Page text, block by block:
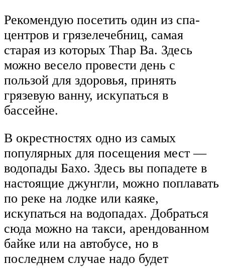
Рекомендую посетить один из спа-
центров и грязелечебниц, самая
старая из которых Thap Ba. Здесь
можно весело провести день с
пользой для здоровья, принять
грязевую ванну, искупаться в
бассейне.
В окрестностях одно из самых
популярных для посещения мест —
водопады Бахо. Здесь вы попадете в
настоящие джунгли, можно поплавать
по реке на лодке или каяке,
искупаться на водопадах. Добраться
сюда можно на такси, арендованном
байке или на автобусе, но в
последнем случае надо будет